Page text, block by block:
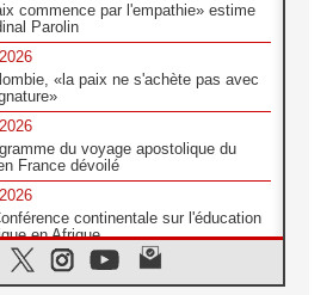
commence par l'empathie» estime
Parolin
«la paix ne s'achète pas avec
du voyage apostolique du
France dévoilé
continentale sur l'éducation
en Afrique
symbolique pour la venue du Pape